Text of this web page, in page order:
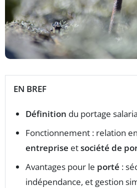
EN BREF
Définition du portage
Fonctionnement : relation
entreprise etsociété de
Avantages pour le porté :
indépendance, et gestion